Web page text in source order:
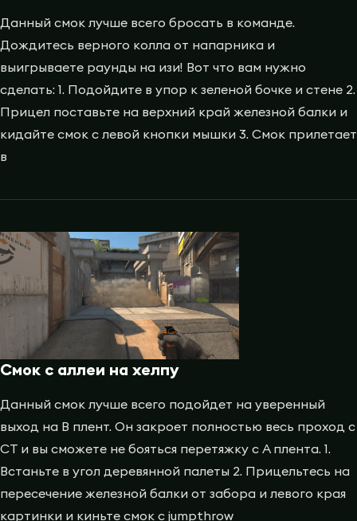
Данный смок лучше всего бросать в команде.
Дождитесь верного колла от напарника и
выигрываете раунды на изи! Вот что вам нужно
сделать: 1. Подойдите в упор к зеленой бочке и стене 2.
Прицел поставьте на верхний край железной балки и
кидайте смок с левой кнопки мышки 3. Смок прилетает
в
Смок с аллеи на хелпу
Данный смок лучше всего подойдет на уверенный
выход на B плент. Он закроет полностью весь проход с
CT и вы сможете не бояться перетяжку с A плента. 1.
Встаньте в угол деревянной палеты 2. Прицельтесь на
пересечение железной балки от забора и левого края
картинки и киньте смок с jumpthrow